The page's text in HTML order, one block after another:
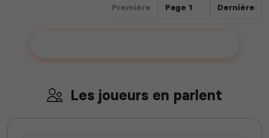
Première Dernière
Les joueurs en parlent